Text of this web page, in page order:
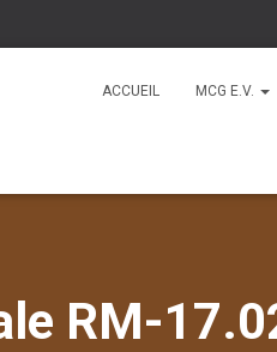
ACCUEIL MCG E.V.
RM-